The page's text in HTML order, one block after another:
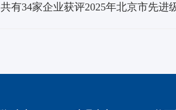
有34家企业获评2025年北京市先进